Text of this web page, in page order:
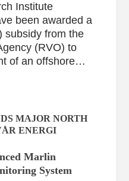
Institute
been awarded a
subsidy from the
(RVO) to
of an offshore…
MAJOR NORTH
ENERGI
Marlin
System